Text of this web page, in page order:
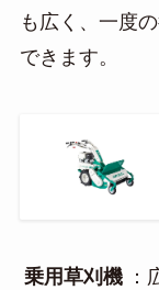
も広く、一度
できます。
乗用草刈機
：